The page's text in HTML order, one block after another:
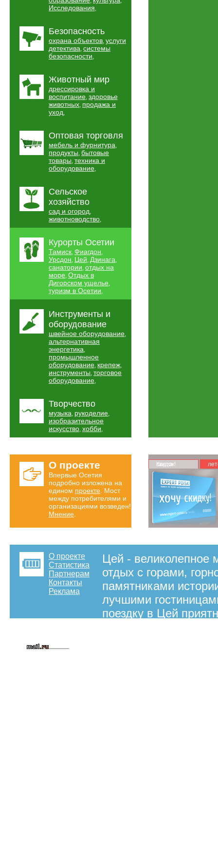
Исследования,
Безопасность
охрана объектов, услуги
детектива, системы
безопасности,
Животный мир
дрессировка и
воспитание, здоровье
животных, продажа и
уход,
Оптовая торговля
мебель и фурнитура,
продукты, бытовые
товары, техника и
оборудование,
Сельское
хозяйство
сад и огород,
животноводство,
Курорты Осетии
Тамиск, Фиагдон,
Урсдон, Цей, Дзинага,
санатории, отдых на
море, Отдых в
Дигорском ущелье,
туризм в Осетии,
Инструменты и
оборудование
швейное оборудование,
альтернативная
энергетика,
промышленное
оборудование, крепеж,
инструменты, торговое
оборудование,
Творчество
музыка, рукоделие,
изобразительное
искусство, хобби,
О проекте
Впервые Осетия
подробно изложена на
едином проекте . Мост
между потребителями и
организациями возведен!
Мнение
Карта скидок!
О проекте
Статистика
Партнерам
Контакты
Реклама
Цей - великолепное
отдых с горами,
памятниками
лучшими
поездку в Цей